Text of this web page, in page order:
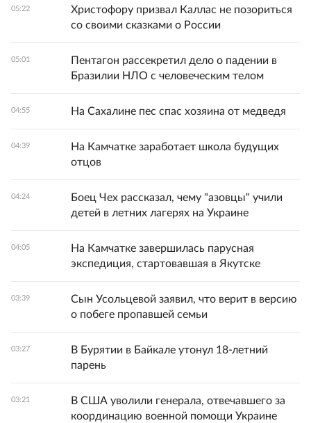
05:22
Христофору призвал Каллас не позориться
со своими сказками о России
05:01
Пентагон рассекретил дело о падении в
Бразилии НЛО с человеческим телом
04:55 На Сахалине пес спас хозяина от медведя
04:39
На Камчатке заработает школа будущих
отцов
04:24
Боец Чех рассказал, чему "азовцы" учили
детей в летних лагерях на Украине
04:05
На Камчатке завершилась парусная
экспедиция, стартовавшая в Якутске
03:39
Сын Усольцевой заявил, что верит в версию
о побеге пропавшей семьи
03:27
В Бурятии в Байкале утонул 18-летний
парень
03:21
В США уволили генерала, отвечавшего за
координацию военной помощи Украине